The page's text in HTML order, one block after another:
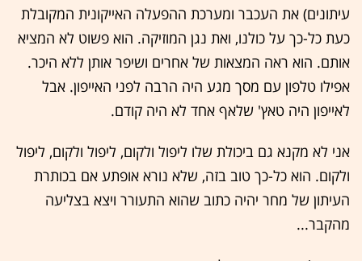
עיתונים) את העכבר ומערכת ההפעלה האייקונית המקובלת
כעת כל-כך על כולנו, ואת נגן המוזיקה. הוא פשוט לא המציא
אותם. הוא ראה המצאות של אחרים ושיפר אותן ללא היכר.
אפילו טלפון עם מסך מגע היה הרבה לפני האייפון. אבל
לאייפון היה טאץ' שלאף אחד לא היה קודם.
אני לא מקנא גם ביכולת שלו ליפול ולקום, ליפול ולקום, ליפול
ולקום. הוא כל-כך טוב בזה, שלא נורא אופתע אם בכותרת
העיתון של מחר יהיה כתוב שהוא התעורר ויצא בצליעה
מהקבר...